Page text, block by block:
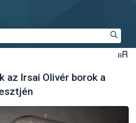
Irsai Olivér borok a